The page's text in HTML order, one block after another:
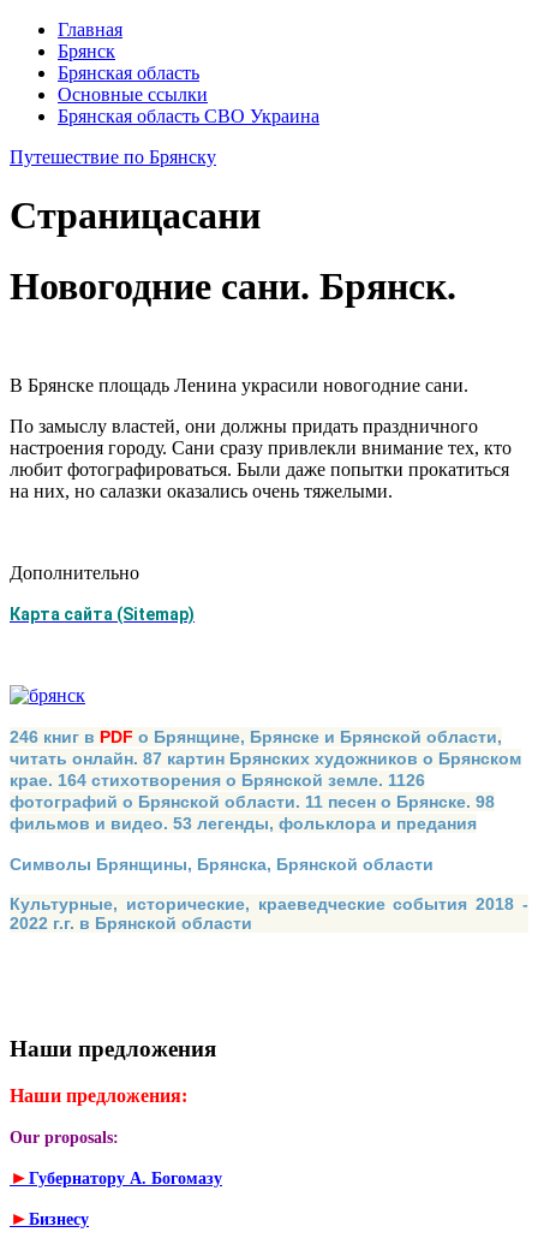
Главная
Брянск
Брянская область
Основные ссылки
Брянская область СВО Украина
Путешествие по Брянску
Страницасани
Новогодние сани. Брянск.
В Брянске площадь Ленина украсили новогодние сани.
По замыслу властей, они должны придать праздничного
настроения городу. Сани сразу привлекли внимание тех, кто
любит фотографироваться. Были даже попытки прокатиться
на них, но салазки оказались очень тяжелыми.
Дополнительно
Карта сайта (Sitemap)
246 книг в PDF о Брянщине, Брянске и Брянской области,
читать онлайн. 87 картин Брянских художников о Брянском
крае. 164 стихотворения о Брянской земле. 1126
фотографий о Брянской области. 11 песен о Брянске. 98
фильмов и видео. 53 легенды, фольклора и предания
Символы Брянщины, Брянска, Брянской области
Культурные, исторические, краеведческие события 2018 -
2022 г.г. в Брянской области
Наши предложения
Наши предложения:
Our proposals:
► Губернатору А. Богомазу
► Бизнесу